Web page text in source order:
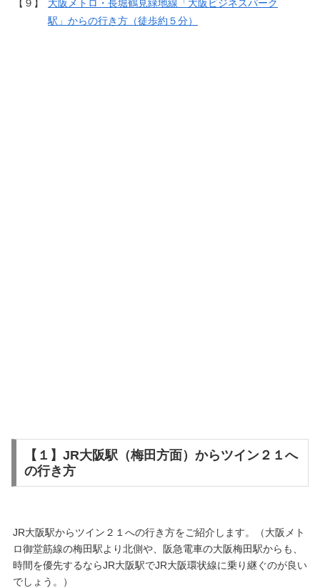
【９】
大阪メトロ・長堀鶴見緑地線「大阪ビジネスパーク
駅」からの行き方（徒歩約５分）
【１】JR大阪駅（梅田方面）からツイン２１へ
の行き方
JR大阪駅からツイン２１への行き方をご紹介します。（大阪メト
ロ御堂筋線の梅田駅より北側や、阪急電車の大阪梅田駅からも、
時間を優先するならJR大阪駅でJR大阪環状線に乗り継ぐのが良い
でしょう。）